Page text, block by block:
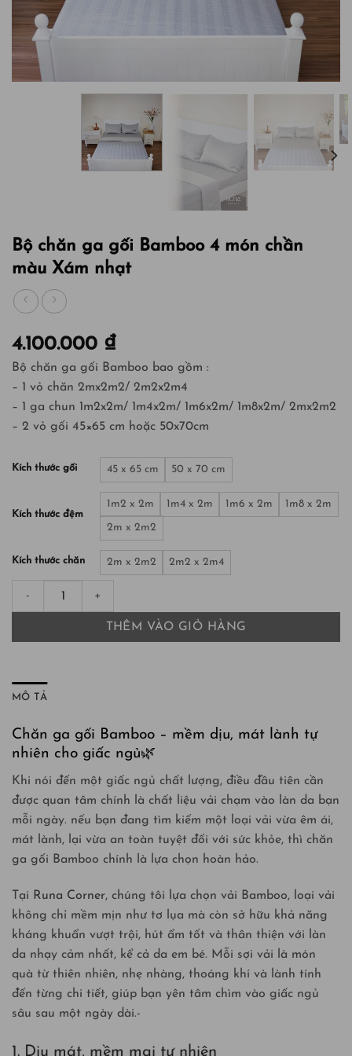
Bộ chăn ga gối Bamboo 4 món chần
màu Xám nhạt
4.100.000 ₫
Bộ chăn ga gối Bamboo bao gồm :
– 1 vỏ chăn 2mx2m2/ 2m2x2m4
– 1 ga chun 1m2x2m/ 1m4x2m/ 1m6x2m/ 1m8x2m/ 2mx2m2
– 2 vỏ gối 45×65 cm hoặc 50x70cm
Kích thước gối 45 x 65 cm 50 x 70 cm
Kích thước đệm
1m2 x 2m 1m4 x 2m 1m6 x 2m
1m8 x 2m
2m x 2m2
Kích thước chăn 2m x 2m2 2m2 x 2m4
Bộ chăn ga gối Bamboo 4 món chần màu Xám nhạt số lượng
THÊM VÀO GIỎ HÀNG
MÔ TẢ
Chăn ga gối Bamboo – mềm dịu, mát lành tự
nhiên cho giấc ngủ🌿
Khi nói đến một giấc ngủ chất lượng, điều đầu tiên cần
được quan tâm chính là chất liệu vải chạm vào làn da bạn
mỗi ngày. nếu bạn đang tìm kiếm một loại vải vừa êm ái,
mát lành, lại vừa an toàn tuyệt đối với sức khỏe, thì chăn
ga gối Bamboo chính là lựa chọn hoàn hảo.
Tại Runa Corner, chúng tôi lựa chọn vải Bamboo, loại vải
không chỉ mềm mịn như tơ lụa mà còn sở hữu khả năng
kháng khuẩn vượt trội, hút ẩm tốt và thân thiện với làn
da nhạy cảm nhất, kể cả da em bé. Mỗi sợi vải là món
quà từ thiên nhiên, nhẹ nhàng, thoáng khí và lành tính
đến từng chi tiết, giúp bạn yên tâm chìm vào giấc ngủ
sâu sau một ngày dài.-
1. Dịu mát, mềm mại tự nhiên